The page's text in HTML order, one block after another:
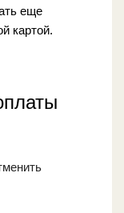
еще
картой.